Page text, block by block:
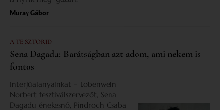
Muray Gábor
A TE SZTORID
Sena Dagadu: Barátságban azt adom, ami nekem is
fontos
Interjúalanyainkat – Lobenwein
Norbert fesztiválszervezőt, Sena
Dagadu énekesnő, Pindroch Csaba